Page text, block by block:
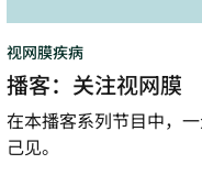
视网膜疾病
播客：关注视网膜
在本播客系列节目中，
己见。